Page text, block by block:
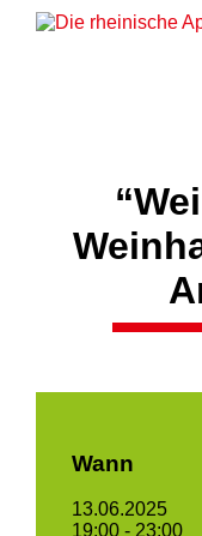
Wann
13.06.2025
19:00 - 23:00